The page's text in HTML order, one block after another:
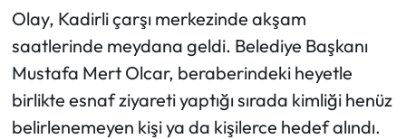
Olay, Kadirli çarşı merkezinde akşam
saatlerinde meydana geldi. Belediye Başkanı
Mustafa Mert Olcar, beraberindeki heyetle
birlikte esnaf ziyareti yaptığı sırada kimliği henüz
belirlenemeyen kişi ya da kişilerce hedef alındı.
Ortaköy Haberleri
Osmancık Haberleri